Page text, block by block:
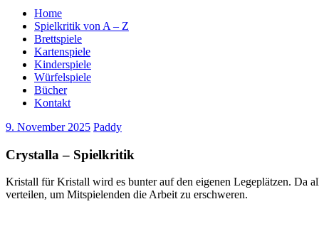
Home
Spielkritik von A – Z
Brettspiele
Kartenspiele
Kinderspiele
Würfelspiele
Bücher
Kontakt
9. November 2025 Paddy
Crystalla – Spielkritik
Kristall für Kristall wird es bunter auf den eigenen Legeplätzen. Da
verteilen, um Mitspielenden die Arbeit zu erschweren.